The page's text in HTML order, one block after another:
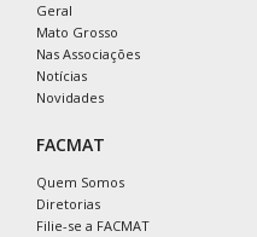
Geral
Mato Grosso
Nas Associações
Notícias
Novidades
FACMAT
Quem Somos
Diretorias
Filie-se a FACMAT